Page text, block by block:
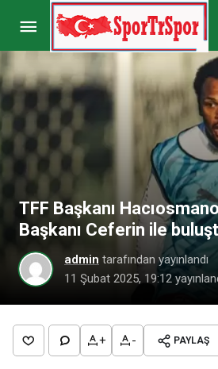
TFF Başkanı
Başkanı Ceferin ile
admin tarafından yayınlandı
11 Şubat 2025, 19:12
+ - PAYLAŞ
Serkan Özbalta: